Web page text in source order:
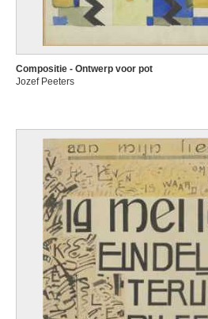
Compositie - Ontwerp voor pot
Jozef Peeters